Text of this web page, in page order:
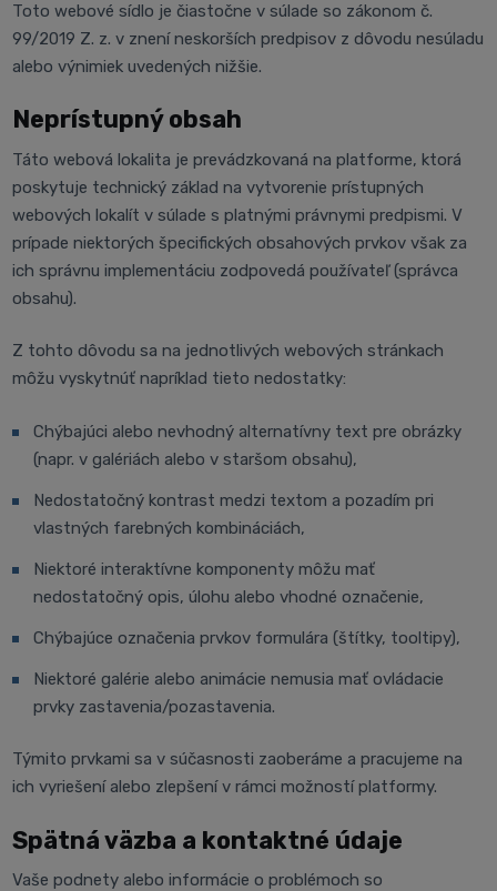
Toto webové sídlo je čiastočne v súlade so zákonom č.
99/2019 Z. z. v znení neskorších predpisov z dôvodu nesúladu
alebo výnimiek uvedených nižšie.
Neprístupný obsah
Táto webová lokalita je prevádzkovaná na platforme, ktorá
poskytuje technický základ na vytvorenie prístupných
webových lokalít v súlade s platnými právnymi predpismi. V
prípade niektorých špecifických obsahových prvkov však za
ich správnu implementáciu zodpovedá používateľ (správca
obsahu).
Z tohto dôvodu sa na jednotlivých webových stránkach
môžu vyskytnúť napríklad tieto nedostatky:
Chýbajúci alebo nevhodný alternatívny text pre obrázky
(napr. v galériách alebo v staršom obsahu),
Nedostatočný kontrast medzi textom a pozadím pri
vlastných farebných kombináciách,
Niektoré interaktívne komponenty môžu mať
nedostatočný opis, úlohu alebo vhodné označenie,
Chýbajúce označenia prvkov formulára (štítky, tooltipy),
Niektoré galérie alebo animácie nemusia mať ovládacie
prvky zastavenia/pozastavenia.
Týmito prvkami sa v súčasnosti zaoberáme a pracujeme na
ich vyriešení alebo zlepšení v rámci možností platformy.
Spätná väzba a kontaktné údaje
Vaše podnety alebo informácie o problémoch so